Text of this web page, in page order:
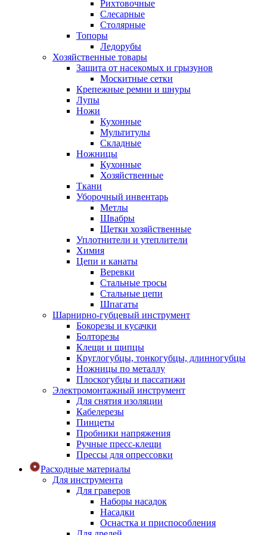
Рихтовочные
Слесарные
Столярные
Топоры
Ледорубы
Хозяйственные товары
Защита от насекомых и грызунов
Москитные сетки
Крепежные ремни и шнуры
Лупы
Ножи
Кухонные
Мультитулы
Складные
Ножницы
Кухонные
Хозяйственные
Ткани
Уборочный инвентарь
Метлы
Швабры
Щетки хозяйственные
Уплотнители и утеплители
Химия
Цепи и канаты
Веревки
Стальные тросы
Стальные цепи
Шпагаты
Шарнирно-губцевый инструмент
Бокорезы и кусачки
Болторезы
Клещи и щипцы
Круглогубцы, тонкогубцы, длинногубцы
Ножницы по металлу
Плоскогубцы и пассатижи
Электромонтажный инструмент
Для снятия изоляции
Кабелерезы
Пинцеты
Пробники напряжения
Ручные пресс-клещи
Прессы для опрессовки
Расходные материалы
Для инструмента
Для граверов
Наборы насадок
Насадки
Оснастка и приспособления